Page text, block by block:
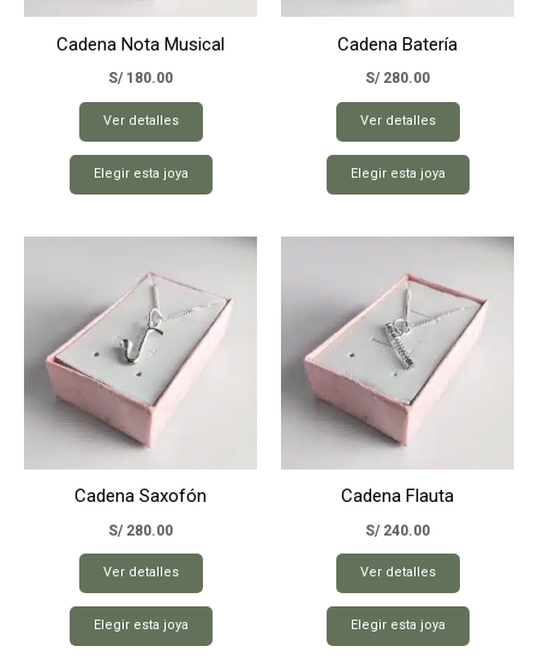
Cadena Nota Musical
S/ 180.00
Ver detalles
Elegir esta joya
Cadena Batería
S/ 280.00
Ver detalles
Elegir esta joya
Cadena Saxofón
S/ 280.00
Ver detalles
Elegir esta joya
Cadena Flauta
S/ 240.00
Ver detalles
Elegir esta joya